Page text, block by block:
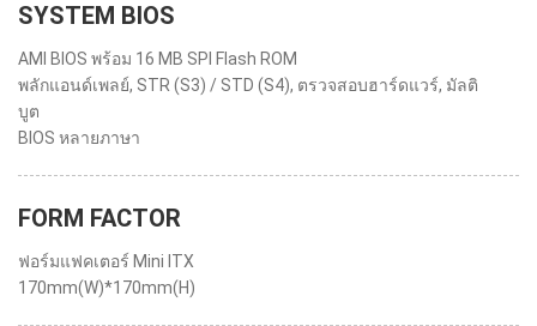
SYSTEM BIOS
AMI BIOS พร้อม 16 MB SPI Flash ROM
พลักแอนด์เพลย์, STR (S3) / STD (S4), ตรวจสอบฮาร์ดแวร์, มัลติ
บูต
BIOS หลายภาษา
FORM FACTOR
ฟอร์มแฟคเตอร์ Mini ITX
170mm(W)*170mm(H)